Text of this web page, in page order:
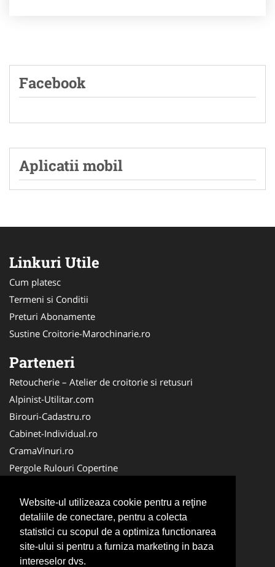
Website-ul utilizeaza cookie pentru a reţine
detaliile de conectare, pentru a colecta
statistici cu scopul de a optimiza functionarea
site-ului si pentru a furniza marketing in baza
intereselor dvs.
Facebook
Aplicatii mobil
Linkuri Utile
Cum platesc
Termeni si Conditii
Preturi Abonamente
Sustine Croitorie-Marochinarie.ro
Parteneri
Retoucherie – Atelier de croitorie si retusuri
Alpinist-Utilitar.com
Birouri-Cadastru.ro
Cabinet-Individual.ro
CramaVinuri.ro
Pergole Rulouri Copertine
Cardiologul.ro
CentruInchirieri.ro
Copertine-Inchideri-Terase.com
Service-Reparatii.com